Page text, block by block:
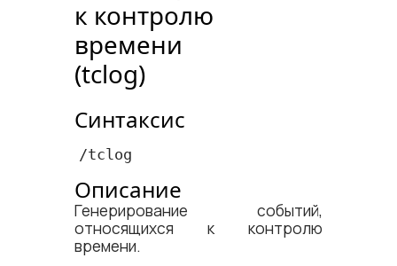
к контролю
времени
(tclog)
Синтаксис
/tclog
Описание
Генерирование событий,
относящихся к контролю
времени.